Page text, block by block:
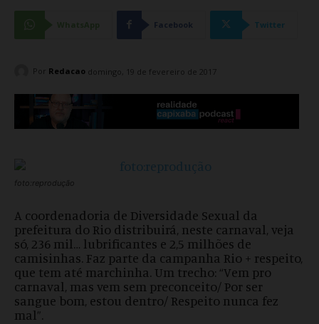
Facebook Twitter
Por Redacao domingo, 19 de fevereiro de 2017
foto:reprodução
A coordenadoria de Diversidade Sexual da
prefeitura do Rio distribuirá, neste carnaval, veja
só, 236 mil… lubrificantes e 2,5 milhões de
camisinhas. Faz parte da campanha Rio + respeito,
que tem até marchinha. Um trecho: “Vem pro
carnaval, mas vem sem preconceito/ Por ser
sangue bom, estou dentro/ Respeito nunca fez
mal”.